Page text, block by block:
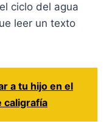
ciclo del agua
leer un texto
a tu hijo en el
caligrafía